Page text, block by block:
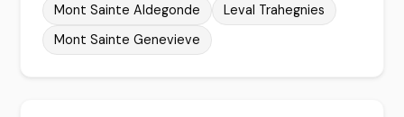
Mont Sainte Aldegonde
Leval Trahegnies
Mont Sainte Genevieve